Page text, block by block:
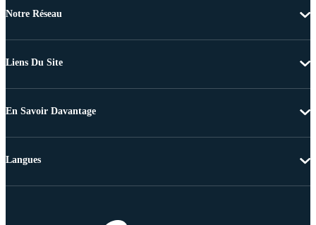
Notre Réseau
Liens Du Site
En Savoir Davantage
Langues